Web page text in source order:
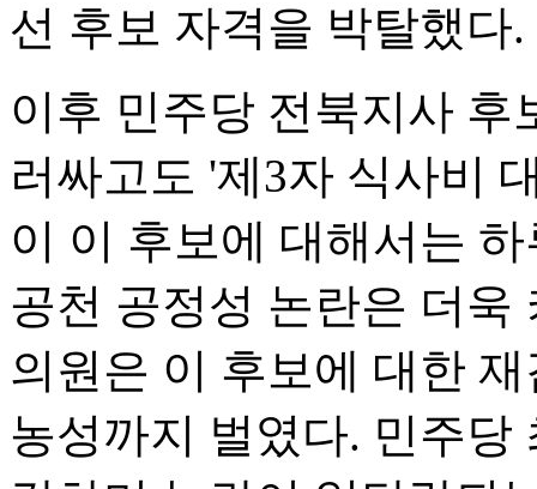
선 후보 자격을 박탈했다.
이후 민주당 전북지사 후
러싸고도 '제3자 식사비
이 이 후보에 대해서는
공천 공정성 논란은 더욱
의원은 이 후보에 대한
농성까지 벌였다. 민주당